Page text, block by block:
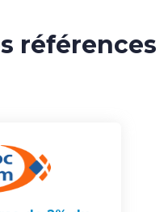
références